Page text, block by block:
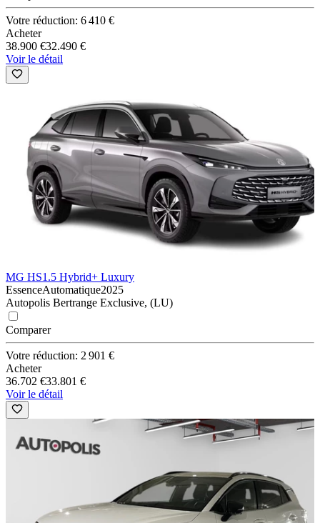
Votre réduction: 6 410 €
Acheter
38.900 €32.490 €
Voir le détail
MG HS1.5 Hybrid+ Luxury
EssenceAutomatique2025
Autopolis Bertrange Exclusive, (LU)
Comparer
Votre réduction: 2 901 €
Acheter
36.702 €33.801 €
Voir le détail